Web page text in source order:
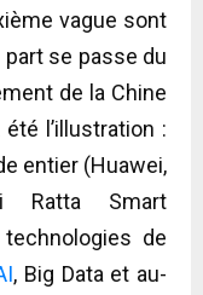
vague sont
part se passe du
de la Chine
l’illustration :
entier (Huawei,
Ratta Smart
de
, Big Data et au-